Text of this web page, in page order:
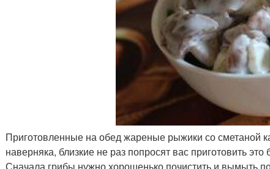
Приготовленные на обед жареные рыжики со сметаной
наверняка, близкие не раз попросят вас приготовить